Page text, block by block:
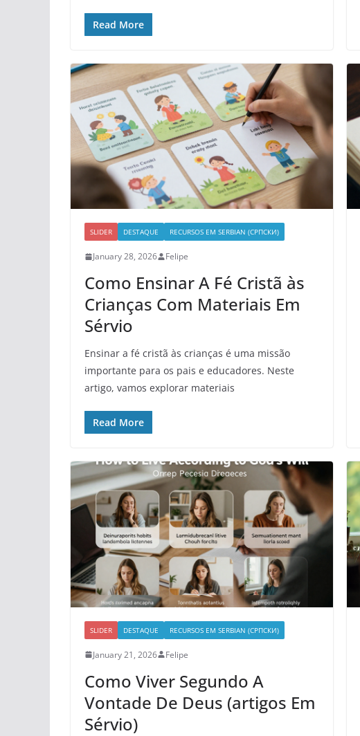
Read More
SLIDER DESTAQUE RECURSOS EM SERBIAN (СРПСКИ)
January 28, 2026 Felipe
Como Ensinar A Fé Cristã às
Crianças Com Materiais Em
Sérvio
Ensinar a fé cristã às crianças é uma missão
importante para os pais e educadores. Neste
artigo, vamos explorar materiais
Read More
SLIDER DESTAQUE RECURSOS EM SERBIAN (СРПСКИ)
January 21, 2026 Felipe
Como Viver Segundo A
Vontade De Deus (artigos Em
Sérvio)